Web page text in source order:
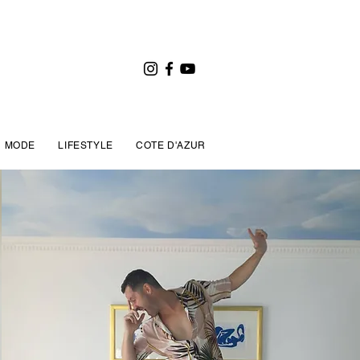
MODE LIFESTYLE COTE D'AZUR